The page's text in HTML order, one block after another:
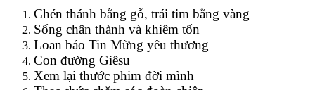
Chén thánh bằng gỗ, trái tim bằng vàng
Sống chân thành và khiêm tốn
Loan báo Tin Mừng yêu thương
Con đường Giêsu
Xem lại thước phim đời mình